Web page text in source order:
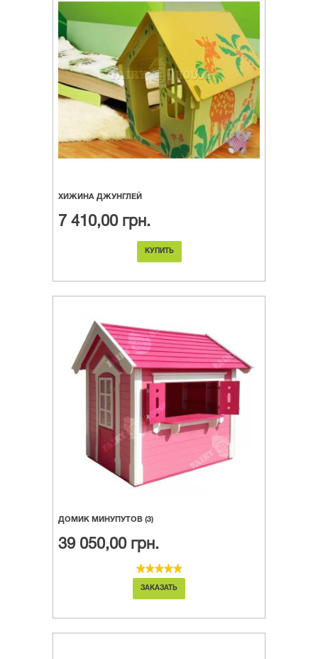
ХИЖИНА ДЖУНГЛЕЙ
7 410,00 грн.
КУПИТЬ
ДОМИК МИНУПУТОВ (3)
39 050,00 грн.
ЗАКАЗАТЬ